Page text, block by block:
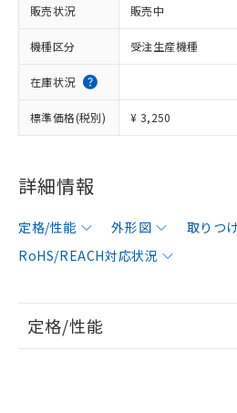
販売状況 販売中
機種区分 受注生産機種
在庫状況
標準価格(税別) ¥ 3,250
詳細情報
定格/性能 外形図 取りつ
RoHS/REACH対応状況
定格/性能